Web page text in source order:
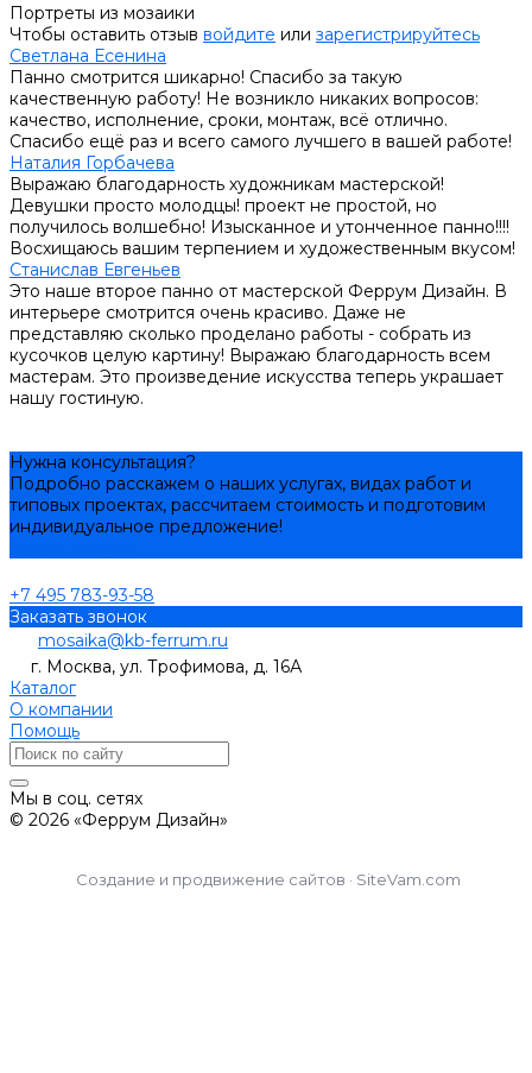
Портреты из мозаики
Чтобы оставить отзыв войдите или зарегистрируйтесь
Светлана Есенина
Панно смотрится шикарно! Спасибо за такую
качественную работу! Не возникло никаких вопросов:
качество, исполнение, сроки, монтаж, всё отлично.
Спасибо ещё раз и всего самого лучшего в вашей работе!
Наталия Горбачева
Выражаю благодарность художникам мастерской!
Девушки просто молодцы! проект не простой, но
получилось волшебно! Изысканное и утонченное панно!!!!
Восхищаюсь вашим терпением и художественным вкусом!
Станислав Евгеньев
Это наше второе панно от мастерской Феррум Дизайн. В
интерьере смотрится очень красиво. Даже не
представляю сколько проделано работы - собрать из
кусочков целую картину! Выражаю благодарность всем
мастерам. Это произведение искусства теперь украшает
нашу гостиную.
Нужна консультация?
Подробно расскажем о наших услугах, видах работ и
типовых проектах, рассчитаем стоимость и подготовим
индивидуальное предложение!
+7 495 783-93-58
Заказать звонок
mosaika@kb-ferrum.ru
г. Москва, ул. Трофимова, д. 16А
Каталог
О компании
Помощь
Мы в соц. сетях
© 2026 «Феррум Дизайн»
Создание и продвижение сайтов · SiteVam.com